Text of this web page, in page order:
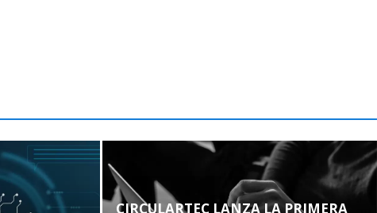
CIRCULARTEC LANZA LA PRIMERA